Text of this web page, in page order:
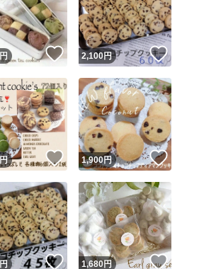
円 いいね！
2,100円 いいね！
円 いいね！
1,900円
円 いいね！
1,680円 いいね！